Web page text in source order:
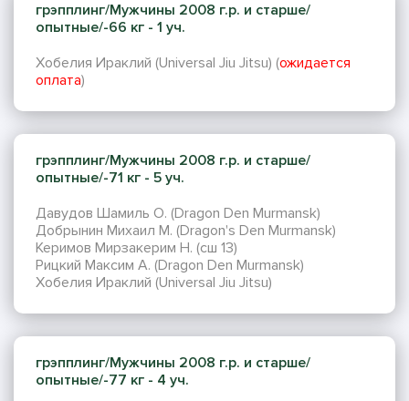
грэпплинг/Мужчины 2008 г.р. и старше/
опытные/-66 кг - 1 уч.
Хобелия Ираклий (Universal Jiu Jitsu) (ожидается
оплата)
грэпплинг/Мужчины 2008 г.р. и старше/
опытные/-71 кг - 5 уч.
Давудов Шамиль О. (Dragon Den Murmansk)
Добрынин Михаил М. (Dragon's Den Murmansk)
Керимов Мирзакерим Н. (сш 13)
Рицкий Максим А. (Dragon Den Murmansk)
Хобелия Ираклий (Universal Jiu Jitsu)
грэпплинг/Мужчины 2008 г.р. и старше/
опытные/-77 кг - 4 уч.